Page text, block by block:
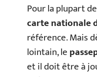
Pour la plupart
carte nationale
référence. Mais
lointain, le
et il doit être à